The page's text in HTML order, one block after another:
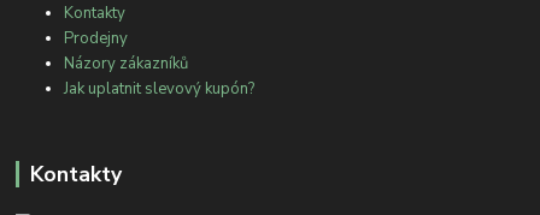
Kontakty
Prodejny
Názory zákazníků
Jak uplatnit slevový kupón?
Kontakty